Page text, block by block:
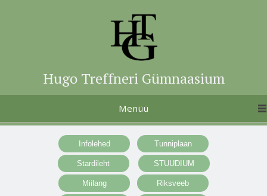
Hugo Treffneri Gümnaasium
Menüü